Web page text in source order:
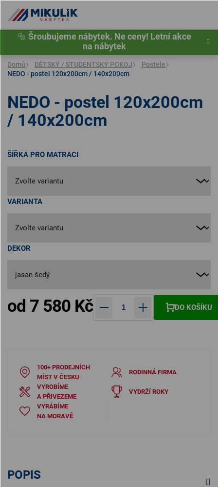
obsah
🔩 Šroubujeme nábytek. Ne ceny! Letní akce
na nábytek
Domů DĚTSKÝ / STUDENTSKÝ POKOJ
Postele
NEDO - postel 120x200cm / 140x200cm
ŠÍŘKA PRO MATRACI
VARIANTA
DEKOR
od 7 580 Kč DO KOŠÍKU
NEDO - postel 120x200cm
/ 140x200cm
100+ PRODEJNÍCH
MÍST V ČESKU
RODINNÁ FIRMA
VYROBÍME
A PŘIVEZEME
VYDRŽÍ ROKY
VYRÁBÍME
NA MORAVĚ
POPIS